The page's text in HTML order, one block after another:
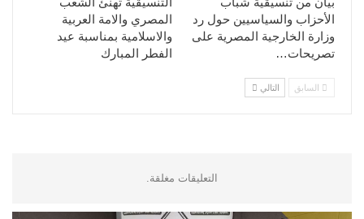
المصري والامة العربية
والاسلامية بمناسبة عيد
الفطر المبارك
الأحزاب والسياسيين حول رد
وزارة الخارجية المصرية على
تصريحات…
السابق التالي
التعليقات مغلقة.